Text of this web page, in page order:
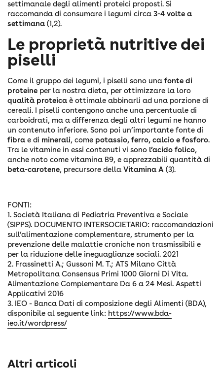
settimanale degli alimenti proteici proposti. Si
raccomanda di consumare i legumi circa 3-4 volte a
settimana(1,2).
Le proprietà nutritive dei
piselli
Come il gruppo dei legumi, i piselli sono una fonte di
proteine per la nostra dieta, per ottimizzare la loro
qualità proteicaè ottimale abbinarli ad una porzione di
cereali. I piselli contengono anche una percentuale di
carboidrati, ma a differenza degli altri legumi ne hanno
un contenuto inferiore. Sono poi un’importante fonte di
fibrae di minerali, come potassio, ferro, calcio e fosforo.
Tra le vitamine in essi contenuti vi sono l’acido folico,
anche noto come vitamina B9, e apprezzabili quantità di
beta-carotene, precursore della Vitamina A (3).
FONTI:
1. Società Italiana di Pediatria Preventiva e Sociale
(SIPPS). DOCUMENTO INTERSOCIETARIO: raccomandazioni
sull’alimentazione complementare, strumento per la
prevenzione delle malattie croniche non trasmissibili e
per la riduzione delle ineguaglianze sociali. 2021
2. Frassinetti A.; Gussoni M. T.; ATS Milano Città
Metropolitana Consensus Primi 1000 Giorni Di Vita.
Alimentazione Complementare Da 6 a 24 Mesi. Aspetti
Applicativi 2016
3. IEO - Banca Dati di composizione degli Alimenti (BDA),
disponibile al seguente link: https://www.bda-
ieo.it/wordpress/
Altri articoli